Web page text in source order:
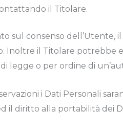
il Titolare.
sul consenso dell’Utente,
Inoltre il Titolare potrebbe
legge o per ordine di
i Dati Personali
il diritto alla portabilità dei